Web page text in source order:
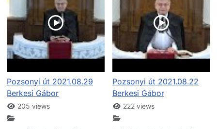
Pozsonyi út 2021.08.29
Berkesi Gábor
205 views
Pozsonyi út 2021.08.22
Berkesi Gábor
222 views